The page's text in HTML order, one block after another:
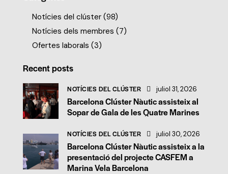
Notícies del clúster (98)
Notícies dels membres (7)
Ofertes laborals (3)
Recent posts
NOTÍCIES DEL CLÚSTER juliol 31, 2026
Barcelona Clúster Nàutic assisteix al
Sopar de Gala de les Quatre Marines
NOTÍCIES DEL CLÚSTER juliol 30, 2026
Barcelona Clúster Nàutic assisteix a la
presentació del projecte CASFEM a
Marina Vela Barcelona